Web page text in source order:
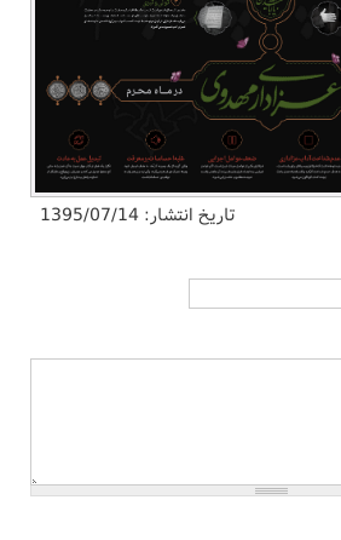
تاریخ انتشار: 1395/07/14